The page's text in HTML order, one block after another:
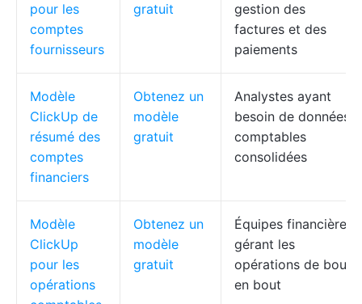
pour les
comptes
fournisseurs
gratuit
gestion des
factures et des
paiements
Modèle
ClickUp de
résumé des
comptes
financiers
Obtenez un
modèle
gratuit
Analystes ayant
besoin de données
comptables
consolidées
Modèle
ClickUp
pour les
opérations
Obtenez un
modèle
gratuit
Équipes financières
gérant les
opérations de bout
en bout